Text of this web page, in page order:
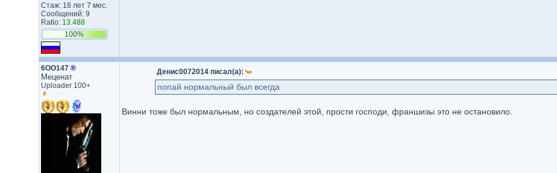
Стаж: 18 лет 7 мес.
Сообщений: 9
Ratio: 13.488
100%
6ОО147 ®
Меценат
Uploader 100+
Денис0072014 писал(а):
попай нормальный был всегда
Винни тоже был нормальным, но создателей этой, прости господи, франшизы это не остановило.